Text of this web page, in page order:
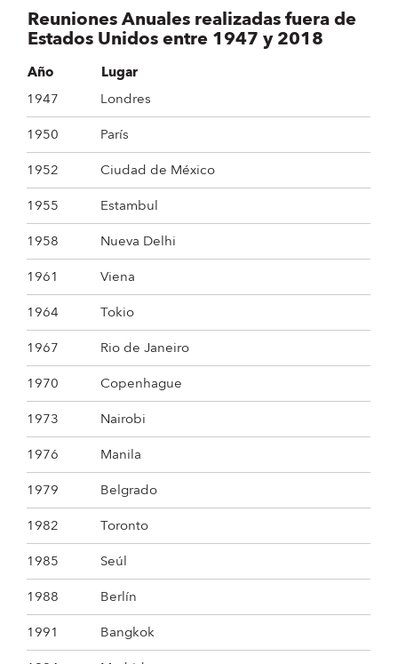
Reuniones Anuales realizadas fuera de
Estados Unidos entre 1947 y 2018
Año
Lugar
1947
Londres
1950
París
1952
Ciudad de México
1955
Estambul
1958
Nueva Delhi
1961
Viena
1964
Tokio
1967
Rio de Janeiro
1970
Copenhague
1973
Nairobi
1976
Manila
1979
Belgrado
1982
Toronto
1985
Seúl
1988
Berlín
1991
Bangkok